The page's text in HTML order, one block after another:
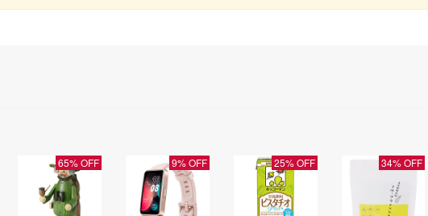
65% OFF 9% OFF 25% OFF 34% OFF